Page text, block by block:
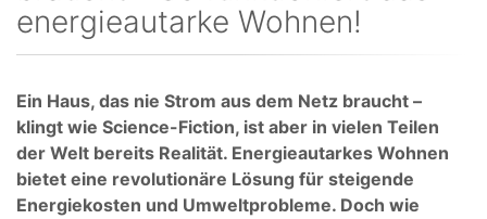
energieautarke Wohnen!
Ein Haus, das nie Strom aus dem Netz braucht –
klingt wie Science-Fiction, ist aber in vielen Teilen
der Welt bereits Realität. Energieautarkes Wohnen
bietet eine revolutionäre Lösung für steigende
Energiekosten und Umweltprobleme. Doch wie